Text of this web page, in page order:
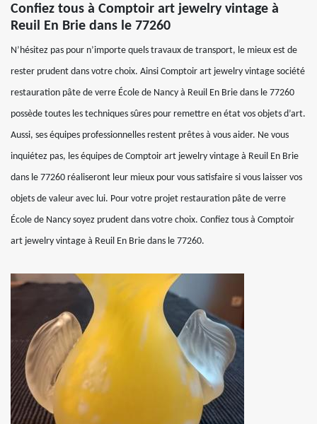
Confiez tous à Comptoir art jewelry vintage à
Reuil En Brie dans le 77260
N’hésitez pas pour n’importe quels travaux de transport, le mieux est de
rester prudent dans votre choix. Ainsi Comptoir art jewelry vintage société
restauration pâte de verre École de Nancy à Reuil En Brie dans le 77260
possède toutes les techniques sûres pour remettre en état vos objets d’art.
Aussi, ses équipes professionnelles restent prêtes à vous aider. Ne vous
inquiétez pas, les équipes de Comptoir art jewelry vintage à Reuil En Brie
dans le 77260 réaliseront leur mieux pour vous satisfaire si vous laisser vos
objets de valeur avec lui. Pour votre projet restauration pâte de verre
École de Nancy soyez prudent dans votre choix. Confiez tous à Comptoir
art jewelry vintage à Reuil En Brie dans le 77260.